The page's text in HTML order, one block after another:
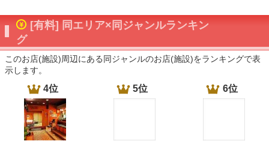
[有料] 同エリア×同ジャンルランキン
グ
このお店(施設)周辺にある同ジャンルのお店(施設)をランキングで表
示します。
4位 5位 6位